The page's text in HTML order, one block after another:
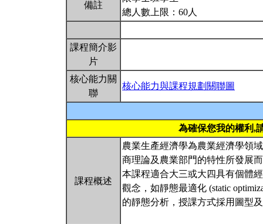
備註
總人數上限：60人
課程簡介影
片
核心能力關
聯
核心能力與課程規劃關聯圖
為確保您我的權利,
課程概述
農業生產經濟學為農業經濟學領
商理論及農業部門的特性所發展
本課程適合大三或大四具有個體
觀念，如靜態最適化 (static
的靜態分析，授課方式採用圖型